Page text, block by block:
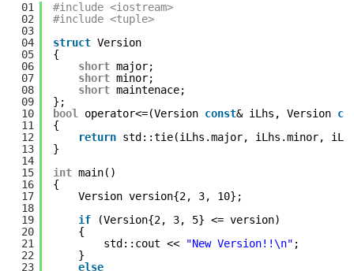
01
02
03
04
05
06
07
08
09
10
11
12
13
14
15
16
17
18
19
20
21
22
23
#include <iostream>
#include <tuple>
struct Version
{
short major;
short minor;
short maintenace;
};
bool
operator<=(Version const& iLhs, Version
{
return std::tie(iLhs.major, iLhs.minor,
}
int main()
{
Version version{2, 3, 10};
if
(Version{2, 3, 5} <= version)
{
std::cout << "New Version!!\n" ;
}
else